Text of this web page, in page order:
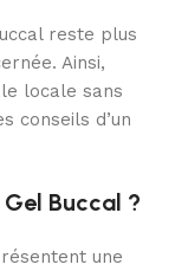
reste plus
Ainsi,
locale sans
conseils d’un
Gel Buccal ?
une